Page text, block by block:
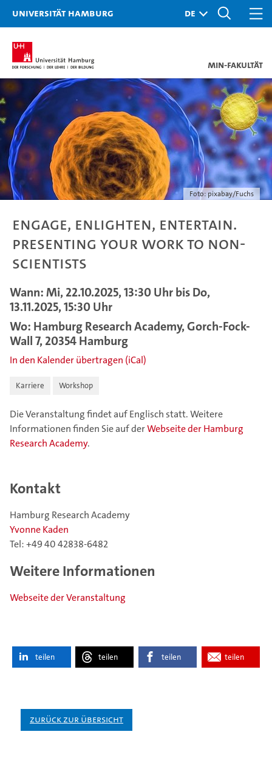
Universität Hamburg
MIN-Fakultät
Foto: pixabay/Fuchs
Engage, Enlighten, Entertain.
Presenting Your Work to Non-
Scientists
Wann: Mi, 22.10.2025, 13:30 Uhr bis Do,
13.11.2025, 15:30 Uhr
Wo: Hamburg Research Academy, Gorch-Fock-
Wall 7, 20354 Hamburg
In den Kalender übertragen (iCal)
Karriere Workshop
Die Veranstaltung findet auf Englisch statt. Weitere
Informationen finden Sie auf derWebseite der Hamburg
Research Academy.
Kontakt
Hamburg Research Academy
Yvonne Kaden
Tel: +49 40 42838-6482
Weitere Informationen
Webseite der Veranstaltung
teilen teilen teilen teilen
Zurück zur Übersicht